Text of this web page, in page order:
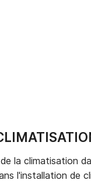
la climatisation
l'installation